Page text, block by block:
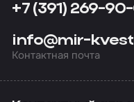
+7 (391) 269-
info@mir-
Контактная почта